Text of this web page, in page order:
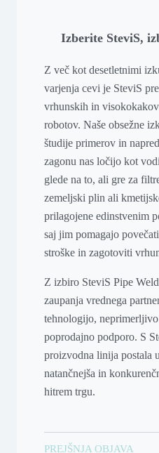
Izberite SteviS,
Z več kot desetletnimi
varjenja cevi je SteviS
vrhunskih in
robotov. Naše obsežne
študije primerov in
zagonu nas ločijo kot
glede na to, ali gre za
zemeljski plin ali
prilagojene edinstvenim
saj jim pomagajo
stroške in zagotoviti
Z izbiro SteviS Pipe
zaupanja vrednega
tehnologijo,
poprodajno podporo. S
proizvodna linija postala
natančnejša in
hitrem trgu.
PREJŠNJA OBJAVA